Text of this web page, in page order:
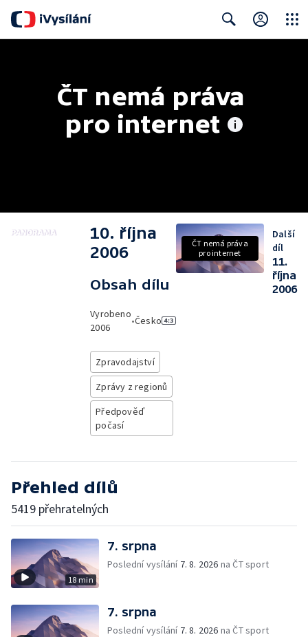
ČT nemá práva
pro internet
10. října
2006
Obsah dílu
Vyrobeno
2006
•Česko
Zpravodajství
Zprávy z regionů
Předpověď
počasí
ČT nemá práva
pro internet
Další
díl
11.
října
2006
Přehled dílů
5419 přehratelných
18 min
7. srpna
Poslední vysílání 7. 8. 2026 na ČT sport
7. srpna
Poslední vysílání 7. 8. 2026 na ČT sport